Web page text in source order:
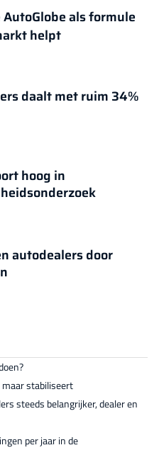
AutoGlobe als formule
helpt
daalt met ruim 34%
hoog in
autodealers door
stabiliseert
steeds belangrijker, dealer en
per jaar in de